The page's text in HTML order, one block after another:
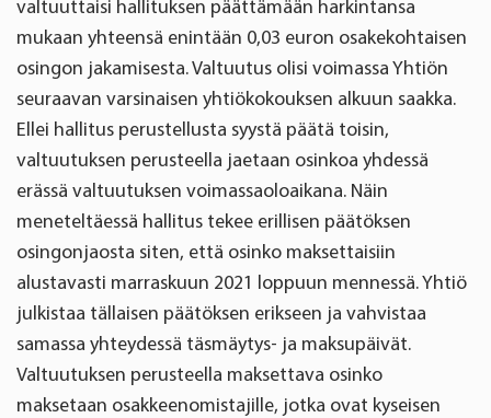
valtuuttaisi hallituksen päättämään harkintansa
mukaan yhteensä enintään 0,03 euron osakekohtaisen
osingon jakamisesta. Valtuutus olisi voimassa Yhtiön
seuraavan varsinaisen yhtiökokouksen alkuun saakka.
Ellei hallitus perustellusta syystä päätä toisin,
valtuutuksen perusteella jaetaan osinkoa yhdessä
erässä valtuutuksen voimassaoloaikana. Näin
meneteltäessä hallitus tekee erillisen päätöksen
osingonjaosta siten, että osinko maksettaisiin
alustavasti marraskuun 2021 loppuun mennessä. Yhtiö
julkistaa tällaisen päätöksen erikseen ja vahvistaa
samassa yhteydessä täsmäytys- ja maksupäivät.
Valtuutuksen perusteella maksettava osinko
maksetaan osakkeenomistajille, jotka ovat kyseisen